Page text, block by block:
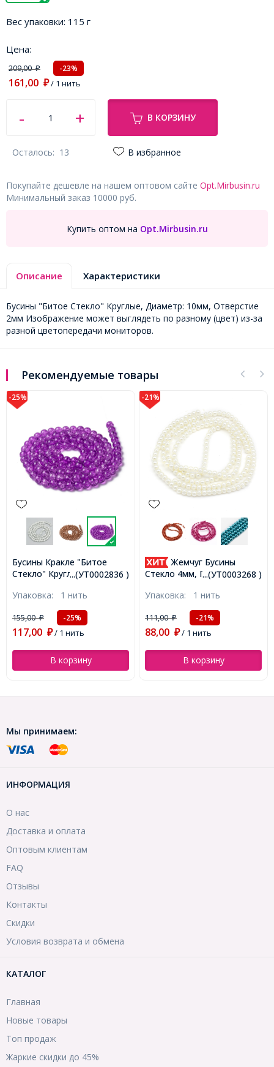
Вес упаковки: 115 г
Цена:
209,00₽ -23%
161,00 ₽/ 1 нить
В КОРЗИНУ
Осталось: 13 В избранное
Покупайте дешевле на нашем оптовом сайте Opt.Mirbusin.ru
Минимальный заказ 10000 руб.
Купить оптом на Opt.Mirbusin.ru
Описание Характеристики
Бусины "Битое Стекло" Круглые, Диаметр: 10мм, Отверстие
2мм Изображение может выглядеть по разному (цвет) из-за
разной цветопередачи мониторов.
Рекомендуемые товары
...(УТ0002836 ) ...(УТ0003268 )
Жемчуг Бусины
Стекло 4мм, Глянцевые,
4мм, Отв-тие 1мм, около
185шт/75см/нить,
(УТ0003268)
Упаковка:1 нить
111,00 ₽
88,00 ₽/ 1 нить
В корзину
Бусины
Кракле "Битое Стекло"
Голубой, 8мм,
1мм, около 95шт/76см/
нить, (УТ0005805)
Упаковка:1 нить
216,00 ₽
155,00 ₽/ 1 нить
В корзину
Мы принимаем:
ИНФОРМАЦИЯ
О нас
Доставка и оплата
Оптовым клиентам
FAQ
Отзывы
Контакты
Скидки
Условия возврата и обмена
КАТАЛОГ
Главная
Новые товары
Топ продаж
Жаркие скидки до 45%